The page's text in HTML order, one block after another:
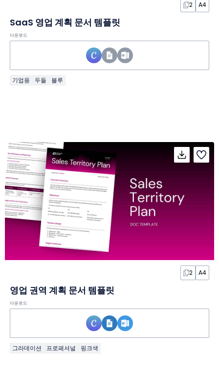
2 A4
SaaS 영업 계획 문서 템플릿
다운로드
기업용 두들 블루
2 A4
영업 권역 계획 문서 템플릿
다운로드
그라데이션 프로페셔널 핑크색